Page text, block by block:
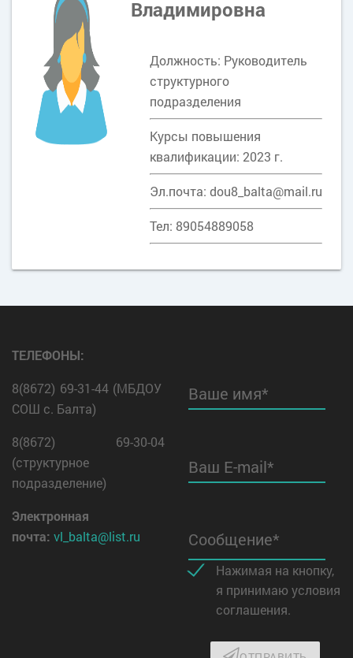
Владимировна
Должность: Руководитель
структурного
подразделения
Курсы повышения
квалификации: 2023 г.
Эл.почта: dou8_balta@mail.ru
Тел: 89054889058
ТЕЛЕФОНЫ:
8(8672) 69-31-44 (МБДОУ
СОШ с. Балта)
8(8672) 69-30-04
(структурное
подразделение)
Электронная
почта: vl_balta@list.ru
Ваше имя*
Ваш E-mail*
Сообщение*
Нажимая на кнопку,
я принимаю условия
соглашения.